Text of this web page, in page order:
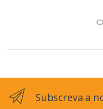
Subscreva a